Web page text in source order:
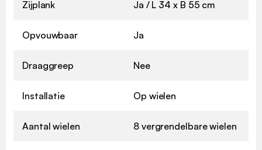
Zijplank Ja / L 34 x B 55 cm
Opvouwbaar Ja
Draaggreep Nee
Installatie Op wielen
Aantal wielen 8 vergrendelbare wielen